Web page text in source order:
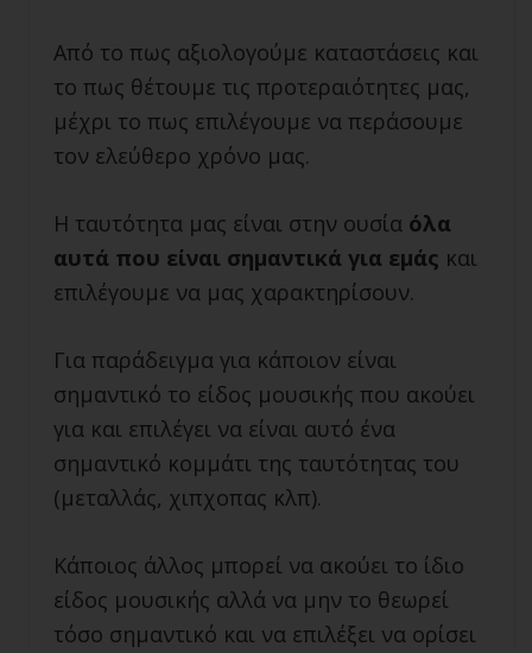
Από το πως αξιολογούμε καταστάσεις και
το πως θέτουμε τις προτεραιότητες μας,
μέχρι το πως επιλέγουμε να περάσουμε
τον ελεύθερο χρόνο μας.
Η ταυτότητα μας είναι στην ουσία όλα
αυτά που είναι σημαντικά για εμάς και
επιλέγουμε να μας χαρακτηρίσουν.
Για παράδειγμα για κάποιον είναι
σημαντικό το είδος μουσικής που ακούει
για και επιλέγει να είναι αυτό ένα
σημαντικό κομμάτι της ταυτότητας του
(μεταλλάς, χιπχοπας κλπ).
Κάποιος άλλος μπορεί να ακούει το ίδιο
είδος μουσικής αλλά να μην το θεωρεί
τόσο σημαντικό και να επιλέξει να ορίσει